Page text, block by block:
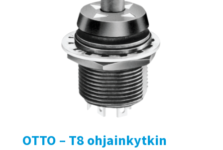
OTTO – T8 ohjainkytkin